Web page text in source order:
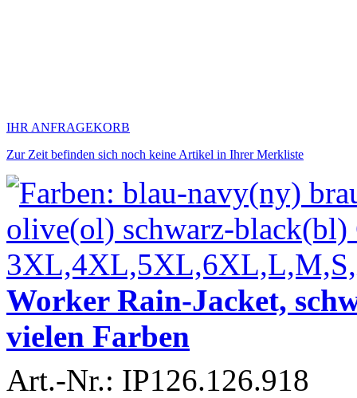
IHR ANFRAGEKORB
Zur Zeit befinden sich noch keine Artikel in Ihrer Merkliste
Worker Rain-Jacket,
vielen Farben
Art.-Nr.: IP126.126.918